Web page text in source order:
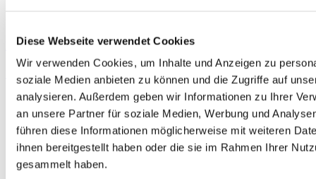
Diese Webseite verwendet Cookies
Wir verwenden Cookies, um Inhalte und Anzeigen zu
soziale Medien anbieten zu können und die Zugriffe auf
analysieren. Außerdem geben wir Informationen zu Ihrer
an unsere Partner für soziale Medien, Werbung und
führen diese Informationen möglicherweise mit weiteren
ihnen bereitgestellt haben oder die sie im Rahmen Ihrer
gesammelt haben.
DIN lock nut – Imperial thread – Brass
Learn more